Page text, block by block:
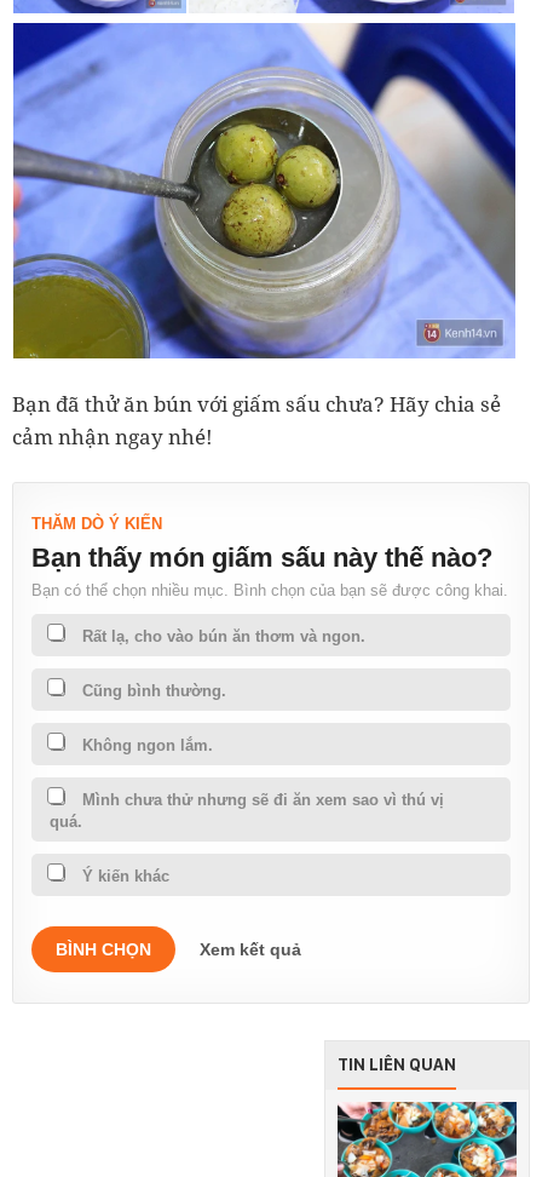
Bạn đã thử ăn bún với giấm sấu chưa? Hãy chia sẻ
cảm nhận ngay nhé!
THĂM DÒ Ý KIẾN
Bạn thấy món giấm sấu này thế nào?
Bạn có thể chọn nhiều mục. Bình chọn của bạn sẽ được công khai.
Rất lạ, cho vào bún ăn thơm và ngon.
Cũng bình thường.
Không ngon lắm.
Mình chưa thử nhưng sẽ đi ăn xem sao vì thú vị
quá.
Ý kiến khác
BÌNH CHỌN Xem kết quả
TIN LIÊN QUAN